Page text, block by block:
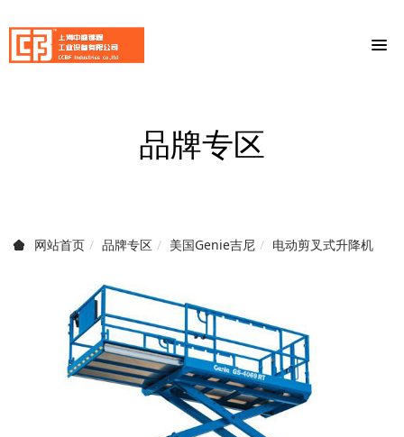
品牌专区
网站首页 品牌专区 美国Genie吉尼 电动剪叉式升降机